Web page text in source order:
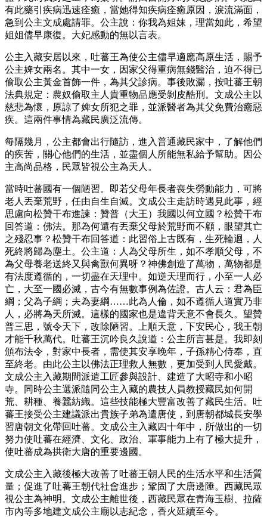
有此藥引疾病迅速痊癒，當她得知疾病痊癒原因，淚流滿面，
急到公主文成處請罪。公主說：你我為姐妹，理當如此，希望
姐姐儘早康復。大妃感動的無以言表。
公主入藏安居以來，吐蕃王為使公主儘早適應高原生活，賜予
公主婢女兩名。其中一女，因家父得重病無錢醫治，迫不得已
偷取公主黃金首飾一件，為其父診病。事後敗漏，按吐蕃王朝
法典規定：農奴偷取主人貴重物品應受剝皮酷刑。文成公主以
慈悲為懷，原諒了婢女所犯之罪，並派醫者為其父免費治癒惡
疾。這兩件事情為藏民廣泛流傳。
每隔幾月，公主都會出行隨訪，進入普通藏民家中，了解他們
的疾苦，關心他們的生活，並盡個人所能無私給予幫助。因公
主高尚品格，民眾皆視公主為天人。
當時吐蕃國有一個陋習。即若父母年長者喪失勞動能力，可將
老人丟棄荒野，任由自生自滅。文成公主走訪時遇見此事，經
思慮向松贊干布進諫：贊普（大王）我國以何立國？松贊干布
回答道：佛法。那為何還有丟棄父母於荒野而不顧，眼望其亡
之殘忍事？松贊干布回答道：此習俗上古既有，生死輪迴，人
死終將歸為塵土。公主道：人為父母所生，如不孝順父母，不
為父母養老送終又與禽獸何異呀？神佛創造了萬物，萬物都是
有法度遵循的，一切盡在天理中。如逆天理而行，小至一人必
亡，大至一國必滅，古今有無數事例為佐證。古人云：君為臣
綱；父為子綱；夫為妻綱……此為人倫，如不遵循人道實乃非
人，必將為天所滅。這樣的國家也是違背天意不會長久。望贊
普三思，號令天下，改除陋習。上順天意，下安民心，我王朝
才能千秋萬代。吐蕃王沉吟良久說道：公主所言甚是。我即刻
頒布法令，對家中長者，需使其安享晚年，子孫精心侍奉，直
至終老。由此公主以佛法正理救人無數，更加受到人民愛戴。
文成公主入藏期間派遣工匠參與設計、建造了大昭寺和小昭
寺。同時公主選派隨同公主入藏的農技人員教授藏民如何開
荒、耕種、養蠶紡織。這些技能極大豐富改善了藏民生活。吐
蕃王接受公主建議派出貴族子弟為遣唐使，到唐朝都城長安學
習唐朝文化帶回吐蕃。文成公主入藏四十年中，所做出的一切
努力使吐蕃在經濟、文化、政治、軍事能力上有了極大提升，
使吐蕃成為拱衛大唐的重要邊國。
文成公主入藏後極大改善了吐蕃王朝人民的生活水平和生活質
量；促進了吐蕃王朝代社會進步；鞏固了大唐邊陲。西藏民眾
視公主為神明。文成公主離世後，西藏民眾在青海玉樹、拉薩
市內等多地建文成公主廟以志紀念，香火延續至今。